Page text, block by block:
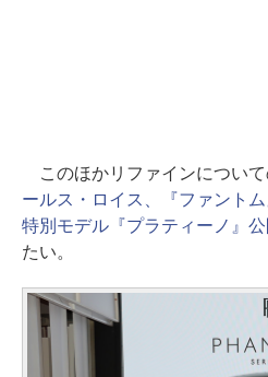
このほかリファインについて
ールス・ロイス、『ファント
特別モデル『プラティーノ』公
たい。